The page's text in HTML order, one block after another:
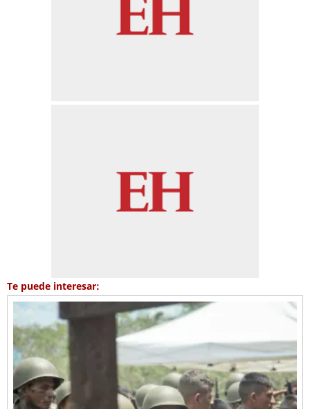
Te puede interesar: